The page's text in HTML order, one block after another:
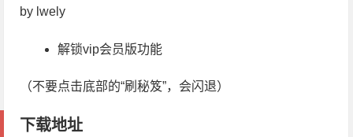
by lwely
解锁vip会员版功能
（不要点击底部的“刷秘笈”，会闪退）
下载地址